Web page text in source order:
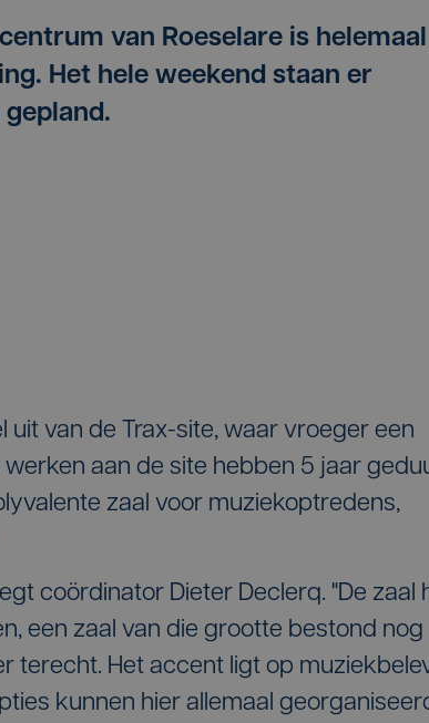
van Roeselare is helemaal
Het hele weekend staan er
van de Trax-site, waar vroeger een
aan de site hebben 5 jaar
zaal voor muziekoptredens,
coördinator Dieter Declerq. "De zaal
een zaal van die grootte bestond nog
terecht. Het accent ligt op
kunnen hier allemaal